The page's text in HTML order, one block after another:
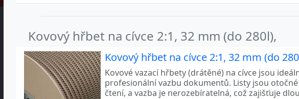
Kovový hřbet na cívce 2:1, 32 mm (do 280l),
Kovový hřbet na cívce 2:1, 32 mm (do
Kovové vazací hřbety (drátěné) na cívce jsou
profesionální vazbu dokumentů. Listy jsou
čtení, a vazba je nerozebíratelná, což zajišťuje